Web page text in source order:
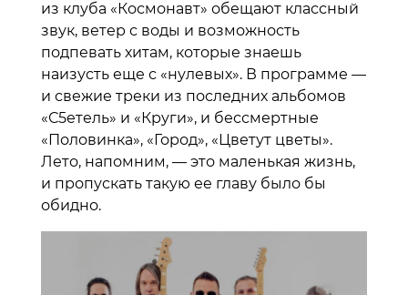
из клуба «Космонавт» обещают классный
звук, ветер с воды и возможность
подпевать хитам, которые знаешь
наизусть еще с «нулевых». В программе —
и свежие треки из последних альбомов
«С5етель» и «Круги», и бессмертные
«Половинка», «Город», «Цветут цветы».
Лето, напомним, — это маленькая жизнь,
и пропускать такую ее главу было бы
обидно.